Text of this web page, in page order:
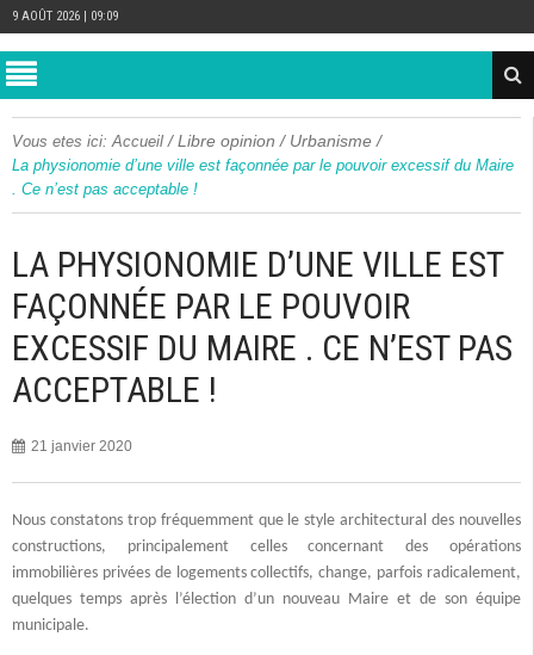
9 AOÛT 2026 | 09:09
Vous etes ici: Accueil /Libre opinion / Urbanisme /
La physionomie d’une ville est façonnée par le pouvoir excessif du Maire
. Ce n’est pas acceptable !
LA PHYSIONOMIE D’UNE VILLE EST
FAÇONNÉE PAR LE POUVOIR
EXCESSIF DU MAIRE . CE N’EST PAS
ACCEPTABLE !
21 janvier 2020
Nous constatons trop fréquemment que le style architectural des nouvelles
constructions, principalement celles concernant des opérations
immobilières privées de logements collectifs, change, parfois radicalement,
quelques temps après l’élection d’un nouveau Maire et de son équipe
municipale.